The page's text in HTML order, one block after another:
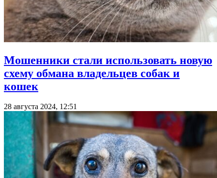
Мошенники стали использовать новую
схему обмана владельцев собак и
кошек
28 августа 2024, 12:51